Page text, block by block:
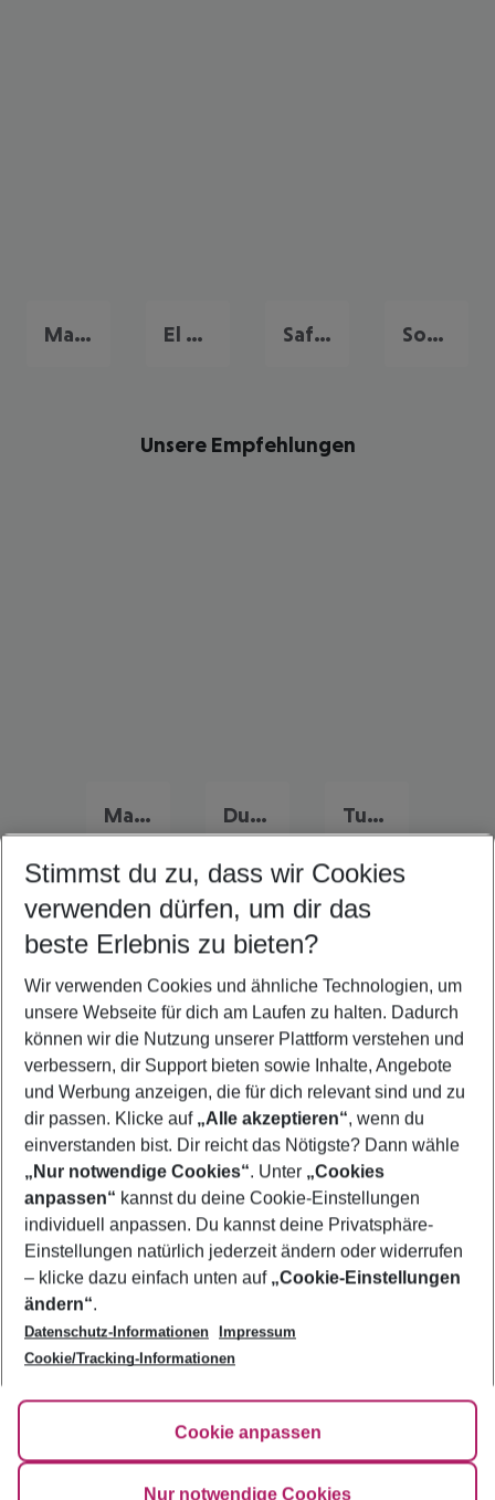
Makadi Bay El Gouna Safaga Soma Bay
Unsere Empfehlungen
Marokko Urlaub Dubai Urlaub Tunesien Urlaub
Quicklinks
Frübucher Angebote Sahl Hasheesh für 2026
Familienurlaub Sahl Hasheesh
Urlaub Sahl Hasheesh
Flug & Hotel Sahl Hasheesh
Footer
Footer navigation
Über uns
AGB
Bestpreisgarantie
Cookie-Einstellungen ändern
Cookie-Richtlinie
Impressum
Agenturbetreuung
Barrierefreies Reisen
HanseMerkur Reiseversicherung
Hilfe & Kontakt
Folge uns
Stimmst du zu, dass wir Cookies
verwenden dürfen, um dir das
beste Erlebnis zu bieten?
Wir verwenden Cookies und ähnliche Technologien, um
unsere Webseite für dich am Laufen zu halten. Dadurch
können wir die Nutzung unserer Plattform verstehen und
verbessern, dir Support bieten sowie Inhalte, Angebote
und Werbung anzeigen, die für dich relevant sind und zu
dir passen. Klicke auf „Alle akzeptieren“, wenn du
einverstanden bist. Dir reicht das Nötigste? Dann wähle
„Nur notwendige Cookies“. Unter „Cookies
anpassen“ kannst du deine Cookie-Einstellungen
individuell anpassen. Du kannst deine Privatsphäre-
Einstellungen natürlich jederzeit ändern oder widerrufen
– klicke dazu einfach unten auf „Cookie-Einstellungen
ändern“.
Datenschutz-Informationen
Impressum
Cookie/Tracking-Informationen
Cookie anpassen
Nur notwendige Cookies